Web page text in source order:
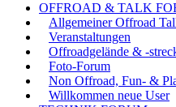
OFFROAD & TALK
Allgemeiner Offroad
Veranstaltungen
Offroadgelände & -
Foto-Forum
Non Offroad, Fun- &
Willkommen neue User